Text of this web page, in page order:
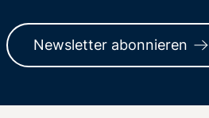
Newsletter abonnieren